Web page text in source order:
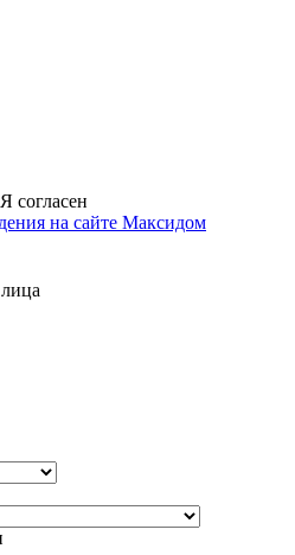
Я согласен
на сайте Максидом